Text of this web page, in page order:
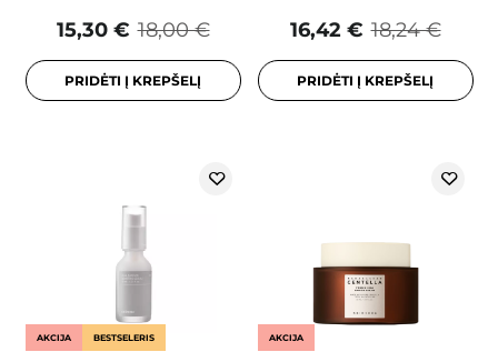
18,00 €
15,30 €
PRIDĖTI Į KREPŠELĮ
18,24 €
16,42 €
PRIDĖTI Į KREPŠELĮ
AKCIJA BESTSELERIS AKCIJA